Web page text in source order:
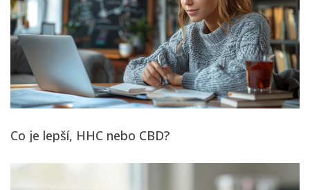
Co je lepší, HHC nebo CBD?